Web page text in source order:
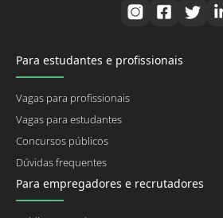
Para estudantes e profissionais
Vagas para profissionais
Vagas para estudantes
Concursos públicos
Dúvidas frequentes
Para empregadores e recrutadores